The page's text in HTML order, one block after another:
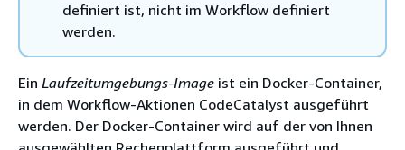
definiert ist, nicht im Workflow definiert
werden.
Ein Laufzeitumgebungs-Image ist ein Docker-Container,
in dem Workflow-Aktionen CodeCatalyst ausgeführt
werden. Der Docker-Container wird auf der von Ihnen